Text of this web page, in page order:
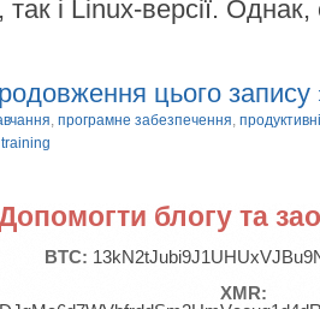
і Linux-версії.
цього запису
, програмне забезпечення,
training
блогу та
BTC:
XMR: